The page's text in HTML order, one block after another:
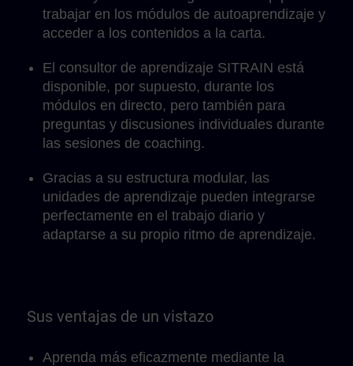
trabajar en los módulos de autoaprendizaje y
acceder a los contenidos a la carta.
El consultor de aprendizaje SITRAIN está
disponible, por supuesto, durante los
módulos en directo, pero también para
preguntas y discusiones individuales durante
las sesiones de coaching.
Gracias a su estructura modular, las
unidades de aprendizaje pueden integrarse
perfectamente en el trabajo diario y
adaptarse a su propio ritmo de aprendizaje.
Sus ventajas de un vistazo
Aprenda más eficazmente mediante la